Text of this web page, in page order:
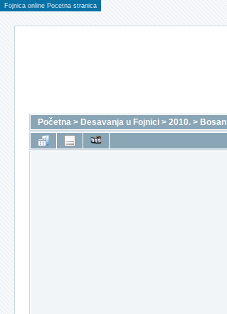
Fojnica online Pocetna stranica
Početna > Desavanja u Fojnici > 2010. >